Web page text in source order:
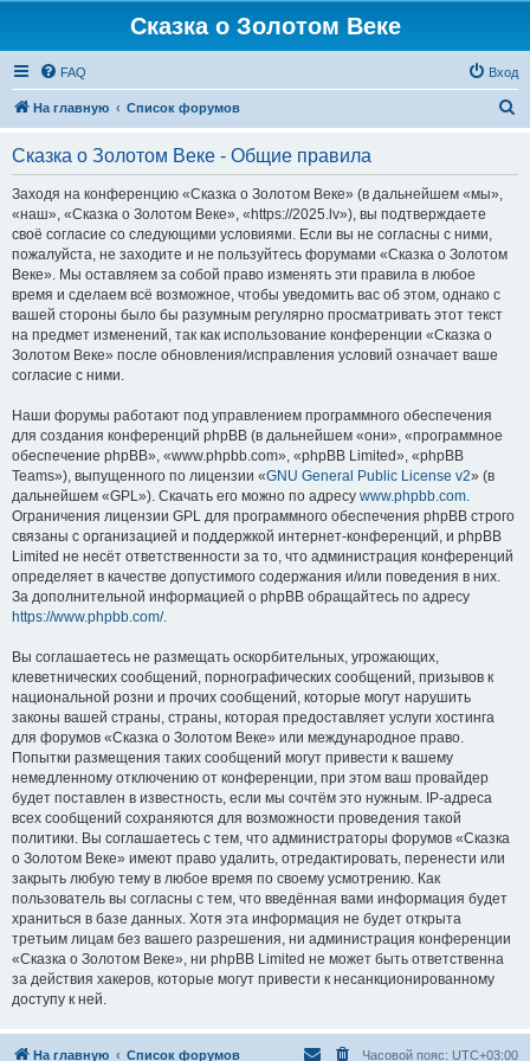
Сказка о Золотом Веке
FAQ Вход
На главную Список форумов
Сказка о Золотом Веке - Общие правила
Заходя на конференцию «Сказка о Золотом Веке» (в дальнейшем «мы»,
«наш», «Сказка о Золотом Веке», «https://2025.lv»), вы подтверждаете
своё согласие со следующими условиями. Если вы не согласны с ними,
пожалуйста, не заходите и не пользуйтесь форумами «Сказка о Золотом
Веке». Мы оставляем за собой право изменять эти правила в любое
время и сделаем всё возможное, чтобы уведомить вас об этом, однако с
вашей стороны было бы разумным регулярно просматривать этот текст
на предмет изменений, так как использование конференции «Сказка о
Золотом Веке» после обновления/исправления условий означает ваше
согласие с ними.
Наши форумы работают под управлением программного обеспечения
для создания конференций phpBB (в дальнейшем «они», «программное
обеспечение phpBB», «www.phpbb.com», «phpBB Limited», «phpBB
Teams»), выпущенного по лицензии «GNU General Public License v2» (в
дальнейшем «GPL»). Скачать его можно по адресу www.phpbb.com.
Ограничения лицензии GPL для программного обеспечения phpBB строго
связаны с организацией и поддержкой интернет-конференций, и phpBB
Limited не несёт ответственности за то, что администрация конференций
определяет в качестве допустимого содержания и/или поведения в них.
За дополнительной информацией о phpBB обращайтесь по адресу
https://www.phpbb.com/.
Вы соглашаетесь не размещать оскорбительных, угрожающих,
клеветнических сообщений, порнографических сообщений, призывов к
национальной розни и прочих сообщений, которые могут нарушить
законы вашей страны, страны, которая предоставляет услуги хостинга
для форумов «Сказка о Золотом Веке» или международное право.
Попытки размещения таких сообщений могут привести к вашему
немедленному отключению от конференции, при этом ваш провайдер
будет поставлен в известность, если мы сочтём это нужным. IP-адреса
всех сообщений сохраняются для возможности проведения такой
политики. Вы соглашаетесь с тем, что администраторы форумов «Сказка
о Золотом Веке» имеют право удалить, отредактировать, перенести или
закрыть любую тему в любое время по своему усмотрению. Как
пользователь вы согласны с тем, что введённая вами информация будет
храниться в базе данных. Хотя эта информация не будет открыта
третьим лицам без вашего разрешения, ни администрация конференции
«Сказка о Золотом Веке», ни phpBB Limited не может быть ответственна
за действия хакеров, которые могут привести к несанкционированному
доступу к ней.
На главную Список форумов Часовой пояс: UTC+03:00